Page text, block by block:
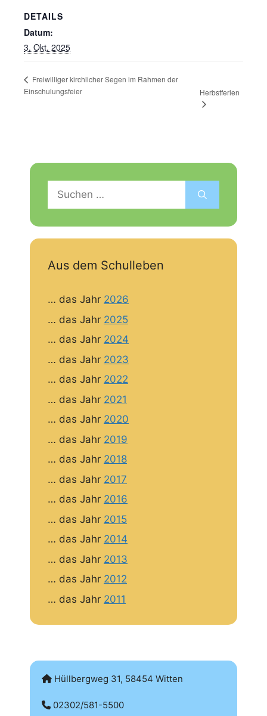
DETAILS
Datum:
3. Okt. 2025
Freiwilliger kirchlicher Segen im Rahmen der
Einschulungsfeier
Herbstferien
Suchen
nach:
Aus dem Schulleben
… das Jahr 2026
… das Jahr 2025
… das Jahr 2024
… das Jahr 2023
… das Jahr 2022
… das Jahr 2021
… das Jahr 2020
… das Jahr 2019
… das Jahr 2018
… das Jahr 2017
… das Jahr 2016
… das Jahr 2015
… das Jahr 2014
… das Jahr 2013
… das Jahr 2012
… das Jahr 2011
Hüllbergweg 31, 58454 Witten
02302/581-5500